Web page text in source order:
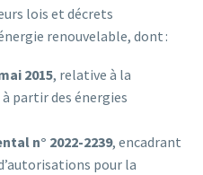
lois et décrets
renouvelable, dont :
2015, relative à la
partir des énergies
n° 2022-2239, encadrant
pour la